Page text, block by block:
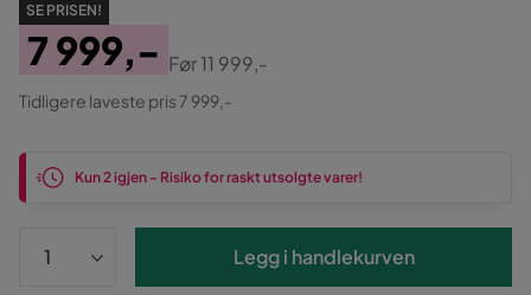
SE PRISEN!
Pris
7 999,-
Original
Pris
Før11 999,-
Tidligere laveste pris 7 999,-
Kun 2 igjen - Risiko for raskt utsolgte varer!
Legg i handlekurven